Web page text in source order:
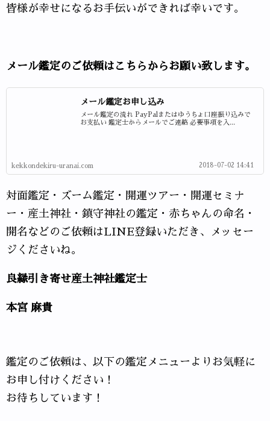
皆様が幸せになるお手伝いができれば幸いです。
メール鑑定のご依頼はこちらからお願い致します。
メール鑑定お申し込み
メール鑑定の流れ PayPalまたはゆうちょ口座振り込みで
お支払い 鑑定士からメールでご連絡 必要事項を入...
kekkondekiru-uranai.com 2018-07-02 14:41
対面鑑定・ズーム鑑定・開運ツアー・開運セミナ
ー・産土神社・鎮守神社の鑑定・赤ちゃんの命名・
開名などのご依頼はLINE登録いただき、メッセー
ジくださいね。
良縁引き寄せ産土神社鑑定士
本宮 麻貴
鑑定のご依頼は、以下の鑑定メニューよりお気軽に
お申し付けください！
お待ちしています！